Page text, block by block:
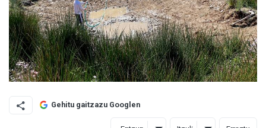
Gehitu gaitzazu Googlen